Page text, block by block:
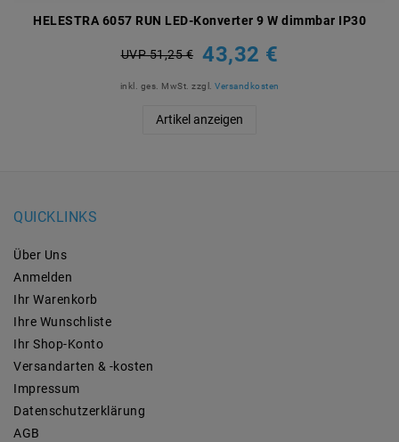
HELESTRA 6057 RUN LED-Konverter 9 W dimmbar IP30
UVP 51,25 € 43,32 €
inkl. ges. MwSt. zzgl. Versandkosten
Artikel anzeigen
QUICKLINKS
Über Uns
Anmelden
Ihr Warenkorb
Ihre Wunschliste
Ihr Shop-Konto
Versandarten & -kosten
Impressum
Daten­schutz­erklärung
AGB